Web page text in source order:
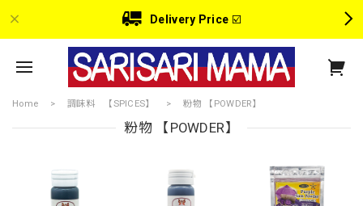
Delivery Price ☑️
Home 調味料 【SPICES】 粉物 【POWDER】
粉物 【POWDER】